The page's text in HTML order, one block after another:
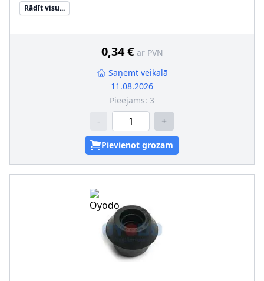
Rādīt visu...
0,34 € ar PVN
Saņemt veikalā
11.08.2026
Pieejams: 3
- +
Pievienot grozam